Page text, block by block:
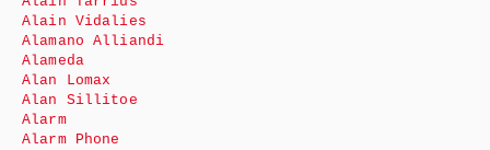
Alain Vidalies
Alamano Alliandi
Alameda
Alan Lomax
Alan Sillitoe
Alarm
Alarm Phone